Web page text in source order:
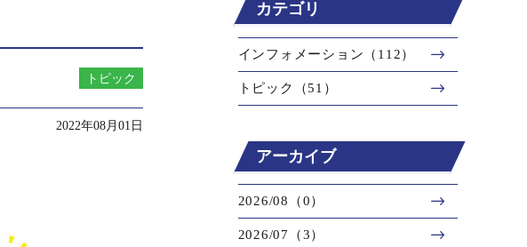
トピック
2022年08月01日
カテゴリ
インフォメーション（112）
トピック（51）
アーカイブ
2026/08（0）
2026/07（3）